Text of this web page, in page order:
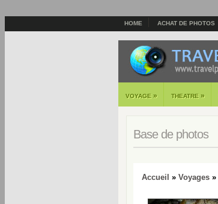
HOME ACHAT DE PHOTOS
VOYAGE » THEATRE »
Base de photos
Accueil » Voyages »